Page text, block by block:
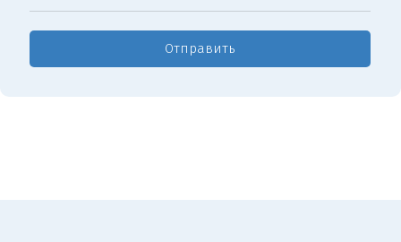
Отправить